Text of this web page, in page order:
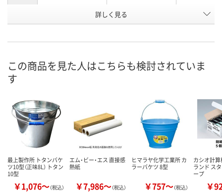
AW83393 AW83395
カゴへ カ
詳しく見る
この商品を見た人はこちらも検討されていま
す
最上製作所 トタンバケ
ツ10型（正味8L） トタン
10型
￥1,076～（税込）
エム・ビー・エス 直接感
熱紙
￥7,986～（税込）
ヒマラヤ化学工業所 カ
ラーバケツ 8型
￥757～（税込）
カシオ計
ランド ス
ープ
￥